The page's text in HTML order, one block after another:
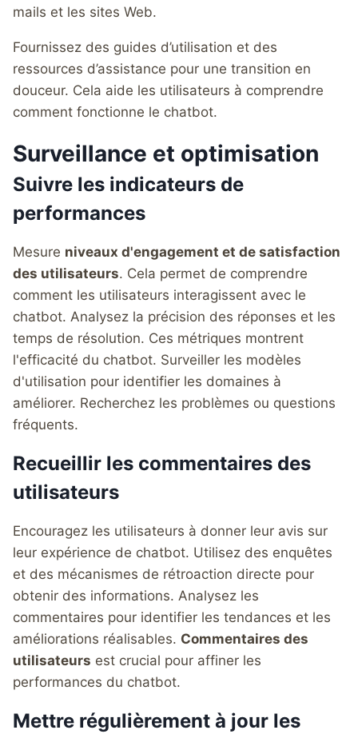
mails et les sites Web.
Fournissez des guides d’utilisation et des
ressources d’assistance pour une transition en
douceur. Cela aide les utilisateurs à comprendre
comment fonctionne le chatbot.
Surveillance et optimisation
Suivre les indicateurs de
performances
Mesure niveaux d'engagement et de satisfaction
des utilisateurs. Cela permet de comprendre
comment les utilisateurs interagissent avec le
chatbot. Analysez la précision des réponses et les
temps de résolution. Ces métriques montrent
l'efficacité du chatbot. Surveiller les modèles
d'utilisation pour identifier les domaines à
améliorer. Recherchez les problèmes ou questions
fréquents.
Recueillir les commentaires des
utilisateurs
Encouragez les utilisateurs à donner leur avis sur
leur expérience de chatbot. Utilisez des enquêtes
et des mécanismes de rétroaction directe pour
obtenir des informations. Analysez les
commentaires pour identifier les tendances et les
améliorations réalisables. Commentaires des
utilisateurs est crucial pour affiner les
performances du chatbot.
Mettre régulièrement à jour les